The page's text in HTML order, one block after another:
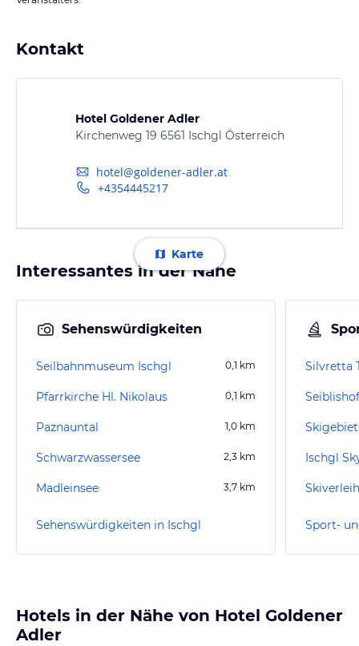
Kontakt
Hotel Goldener Adler
Kirchenweg 19 6561 Ischgl Österreich
hotel@goldener-adler.at
+4354445217
Karte
Interessantes in der Nähe
Sehenswürdigkeiten
Seilbahnmuseum Ischgl 0,1 km
Pfarrkirche Hl. Nikolaus 0,1 km
Paznauntal 1,0 km
Schwarzwassersee 2,3 km
Madleinsee 3,7 km
Sehenswürdigkeiten in Ischgl
Silvretta
Ischgl
Sport-
Hotels in der Nähe von Hotel Goldener
Adler